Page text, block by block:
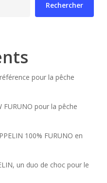
Rechercher
pour la pêche
FURUNO pour la pêche
100% FURUNO en
un duo de choc pour le